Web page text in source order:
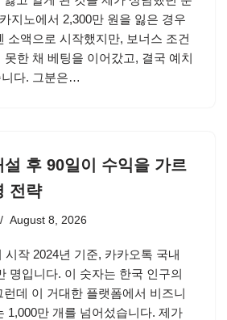
지노에서 2,300만 원을 잃은 경우
소액으로 시작했지만, 보너스 조건
못한 채 베팅을 이어갔고, 결국 예치
니다. 그분은…
후 90일이 수익을 가르
전략
August 8, 2026
시작 2024년 기준, 카카오톡 국내
명입니다. 이 숫자는 한국 인구의
데 이 거대한 플랫폼에서 비즈니
1,000만 개를 넘어섰습니다. 제가